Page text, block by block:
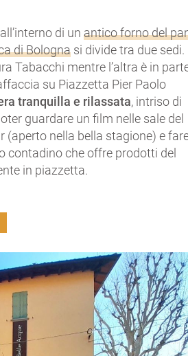
di unantico forno del
di Bologna si divide tra due sedi.
Tabacchi mentre l’altra è in
su Piazzetta Pier Paolo
tranquilla e rilassata, intriso di
guardare un film nelle sale del
(aperto nella bella stagione) e
contadino che offre prodotti del
in piazzetta.